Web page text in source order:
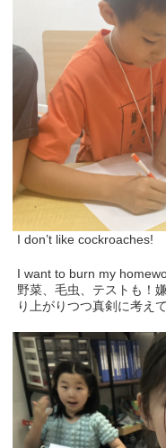
I don’t like cockroaches!
I want to burn my
野菜、毛虫、テストも！
り上がりつつ真剣に考え